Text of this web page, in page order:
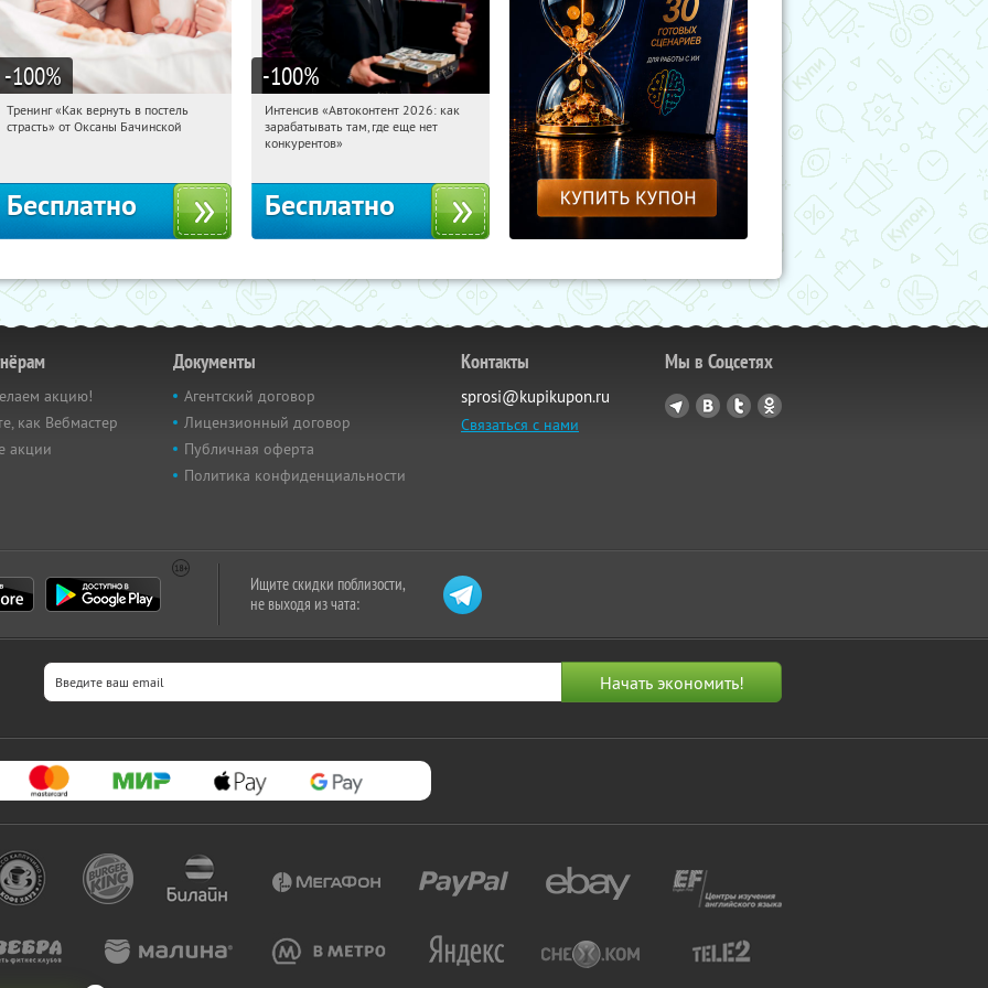
-100%
16:20:06 Получили:
Тренинг «Как вернуть в постель
страсть» от Оксаны Бачинской
Бесплатно
-100%
16:20:06 Получили:
Россия
Интенсив «Автоконтент 2026: как
зарабатывать там, где еще нет
конкурентов»
Бесплатно
акцию!
как Вебмастер
акции
Документы
Агентский договор
Лицензионный договор
Публичная оферта
Политика конфиденциальности
Контакты
sprosi@kupikupon.ru
Связаться с нами
Мы в Соцсетях
Ищите скидки поблизости,
не выходя из чата: